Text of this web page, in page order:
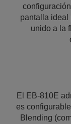
pantalla ideal
unido a la
El EB-810E
es
Blending